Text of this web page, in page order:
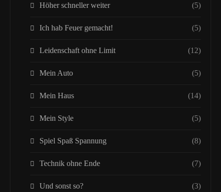
Höher schneller weiter (5)
Ich hab Feuer gemacht! (5)
Leidenschaft ohne Limit (12)
Mein Auto (5)
Mein Haus (14)
Mein Style (5)
Spiel Spaß Spannung (8)
Technik ohne Ende (7)
Und sonst so? (3)